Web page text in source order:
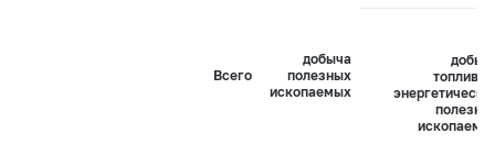
Всего
добыча
полезных
ископаемых